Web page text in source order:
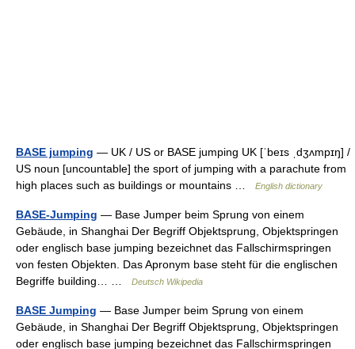
BASE jumping — UK / US or BASE jumping UK [ˈbeɪs ˌdʒʌmpɪŋ] /
US noun [uncountable] the sport of jumping with a parachute from
high places such as buildings or mountains …
English dictionary
BASE-Jumping — Base Jumper beim Sprung von einem
Gebäude, in Shanghai Der Begriff Objektsprung, Objektspringen
oder englisch base jumping bezeichnet das Fallschirmspringen
von festen Objekten. Das Apronym base steht für die englischen
Begriffe building… …
Deutsch Wikipedia
BASE Jumping — Base Jumper beim Sprung von einem
Gebäude, in Shanghai Der Begriff Objektsprung, Objektspringen
oder englisch base jumping bezeichnet das Fallschirmspringen